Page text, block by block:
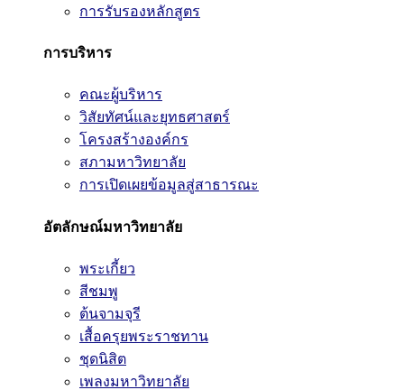
การรับรองหลักสูตร
การบริหาร
คณะผู้บริหาร
วิสัยทัศน์และยุทธศาสตร์
โครงสร้างองค์กร
สภามหาวิทยาลัย
การเปิดเผยข้อมูลสู่สาธารณะ
อัตลักษณ์มหาวิทยาลัย
พระเกี้ยว
สีชมพู
ต้นจามจุรี
เสื้อครุยพระราชทาน
ชุดนิสิต
เพลงมหาวิทยาลัย